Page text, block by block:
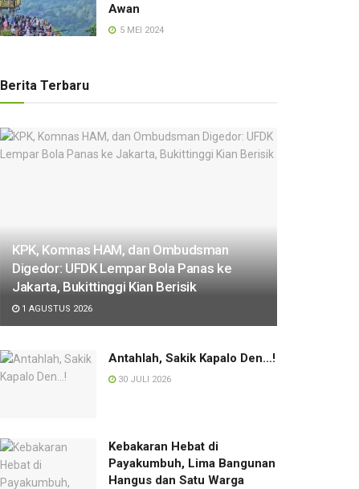
Awan
5 MEI 2024
Berita Terbaru
KPK, Komnas HAM, dan Ombudsman
Digedor: UFDK Lempar Bola Panas ke
Jakarta, Bukittinggi Kian Berisik
1 AGUSTUS 2026
Antahlah, Sakik Kapalo Den…!
30 JULI 2026
Kebakaran Hebat di
Payakumbuh, Lima Bangunan
Hangus dan Satu Warga